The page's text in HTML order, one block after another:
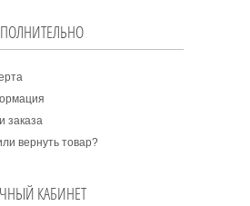
заказа
вернуть товар?
КАБИНЕТ